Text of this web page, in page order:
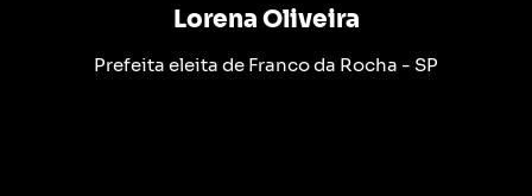
Lorena Oliveira
Prefeita eleita de Franco da Rocha - SP